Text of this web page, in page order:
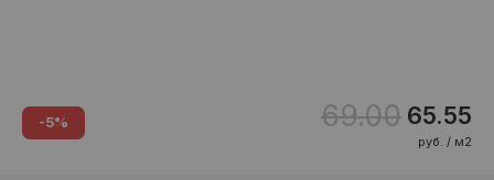
-5% 69.00 65.55
руб. / м2